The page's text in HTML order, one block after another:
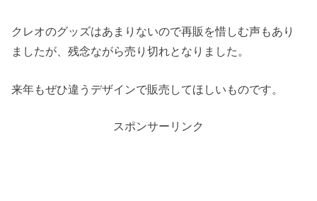
クレオのグッズはあまりないので再販を惜しむ声もあり
ましたが、残念ながら売り切れとなりました。
来年もぜひ違うデザインで販売してほしいものです。
スポンサーリンク